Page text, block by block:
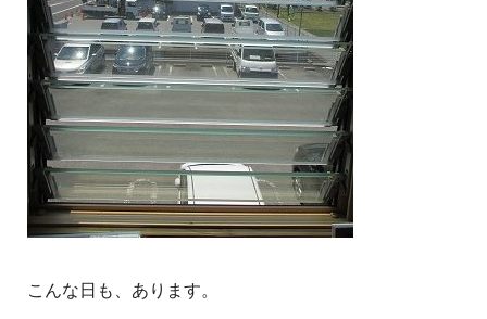
こんな日も、あります。